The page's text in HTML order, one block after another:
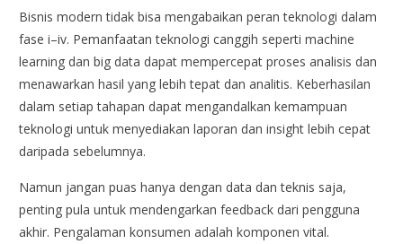
Bisnis modern tidak bisa mengabaikan peran teknologi dalam
fase i–iv. Pemanfaatan teknologi canggih seperti machine
learning dan big data dapat mempercepat proses analisis dan
menawarkan hasil yang lebih tepat dan analitis. Keberhasilan
dalam setiap tahapan dapat mengandalkan kemampuan
teknologi untuk menyediakan laporan dan insight lebih cepat
daripada sebelumnya.
Namun jangan puas hanya dengan data dan teknis saja,
penting pula untuk mendengarkan feedback dari pengguna
akhir. Pengalaman konsumen adalah komponen vital.